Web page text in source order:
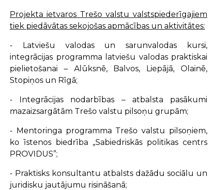
Projekta ietvaros Trešo valstu valstspiederīgajiem
tiek piedāvātas sekojošas apmācības un aktivitātes:
- Latviešu valodas un sarunvalodas kursi,
integrācijas programma latviešu valodas praktiskai
pielietošanai – Alūksnē, Balvos, Liepājā, Olainē,
Stopiņos un Rīgā;
- Integrācijas nodarbības – atbalsta pasākumi
mazaizsargātām Trešo valstu pilsoņu grupām;
- Mentoringa programma Trešo valstu pilsoņiem,
ko īstenos biedrība „Sabiedriskās politikas centrs
PROVIDUS”;
- Praktisks konsultantu atbalsts dažādu sociālu un
juridisku jautājumu risināšanā;